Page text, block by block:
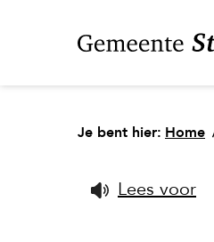
Je bent hier: Home
Lees voor